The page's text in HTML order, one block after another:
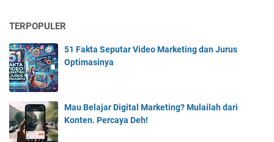
TERPOPULER
51 Fakta Seputar Video Marketing dan Jurus
Optimasinya
Mau Belajar Digital Marketing? Mulailah dari
Konten. Percaya Deh!